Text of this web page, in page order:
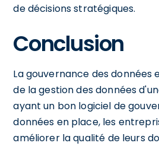
de décisions stratégiques.
Conclusion
La gouvernance des données
de la gestion des données
ayant un bon logiciel de
données en place, les
améliorer la qualité de leurs